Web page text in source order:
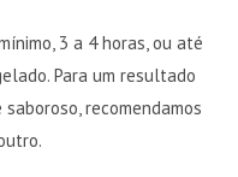
3 a 4 horas, ou até
Para um resultado
recomendamos